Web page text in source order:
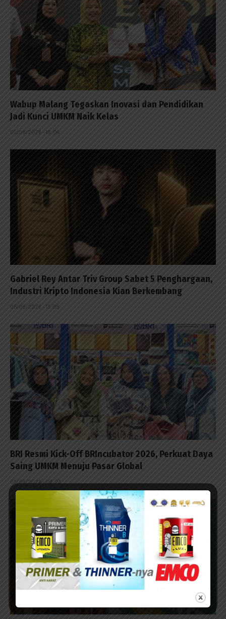
Wabup Malang Tegaskan Inovasi dan Pendidikan
Jadi Kunci UMKM Naik Kelas
05/08/2026 - 19:04
Gabriel Rey Antar Triv Group Sabet 5 Penghargaan,
Industri Kripto Indonesia Kian Berkembang
05/08/2026 - 13:05
BRI Resmi Kick-Off BRIncubator 2026, Perkuat Daya
Saing UMKM Menuju Pasar Global
05/08/2026 - 09:23